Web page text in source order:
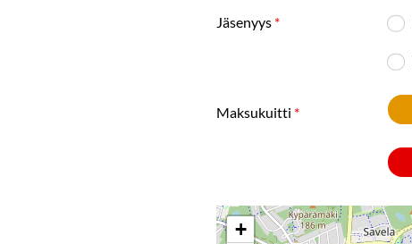
Jäsenyys *
Maksukuitti *
+